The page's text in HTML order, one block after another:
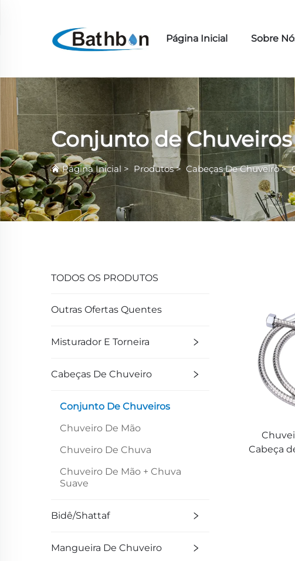
Página Inicial Sobre
Conjunto de Chuveiros
Página Inicial > Produtos> Cabeças De Chuveiro>
TODOS OS PRODUTOS
Outras Ofertas Quentes
Misturador E Torneira
Cabeças De Chuveiro
Conjunto De Chuveiros
Chuveiro De Mão
Chuveiro De Chuva
Chuveiro De Mão + Chuva
Suave
Bidê/Shattaf
Mangueira De Chuveiro
Cabeça
Saída
Plástico,
Mão para